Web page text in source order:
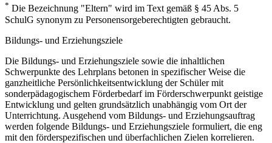
* Die Bezeichnung "Eltern" wird im Text gemäß § 45 Abs. 5
SchulG synonym zu Personensorgeberechtigten gebraucht.
Bildungs- und Erziehungsziele
Die Bildungs- und Erziehungsziele sowie die inhaltlichen
Schwerpunkte des Lehrplans betonen in spezifischer Weise die
ganzheitliche Persönlichkeitsentwicklung der Schüler mit
sonderpädagogischem Förderbedarf im Förderschwerpunkt geistige
Entwicklung und gelten grundsätzlich unabhängig vom Ort der
Unterrichtung. Ausgehend vom Bildungs- und Erziehungsauftrag
werden folgende Bildungs- und Erziehungsziele formuliert, die eng
mit den förderspezifischen und überfachlichen Zielen korrelieren.